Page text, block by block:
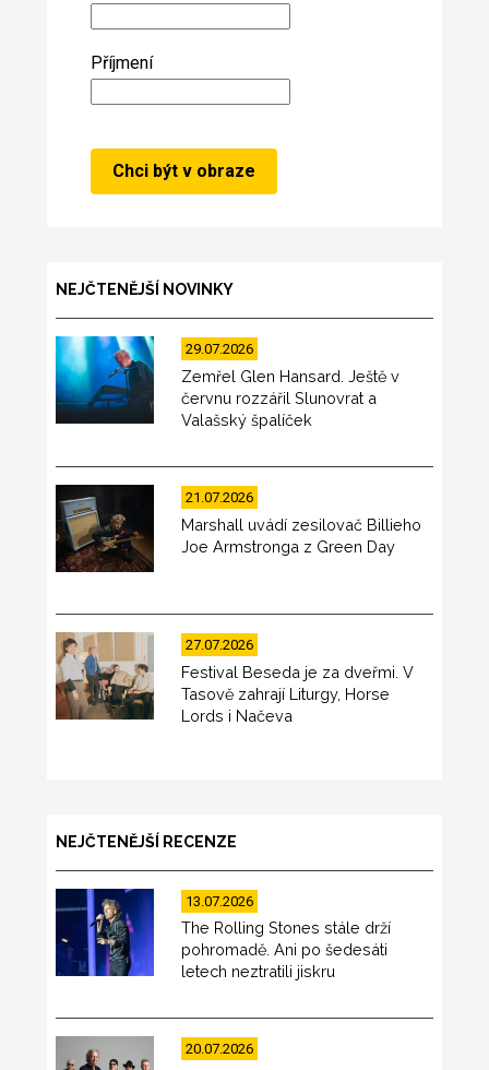
Příjmení
NEJČTENĚJŠÍ NOVINKY
29.07.2026
Zemřel Glen Hansard. Ještě v
červnu rozzářil Slunovrat a
Valašský špalíček
21.07.2026
Marshall uvádí zesilovač Billieho
Joe Armstronga z Green Day
27.07.2026
Festival Beseda je za dveřmi. V
Tasově zahrají Liturgy, Horse
Lords i Načeva
NEJČTENĚJŠÍ RECENZE
13.07.2026
The Rolling Stones stále drží
pohromadě. Ani po šedesáti
letech neztratili jiskru
20.07.2026